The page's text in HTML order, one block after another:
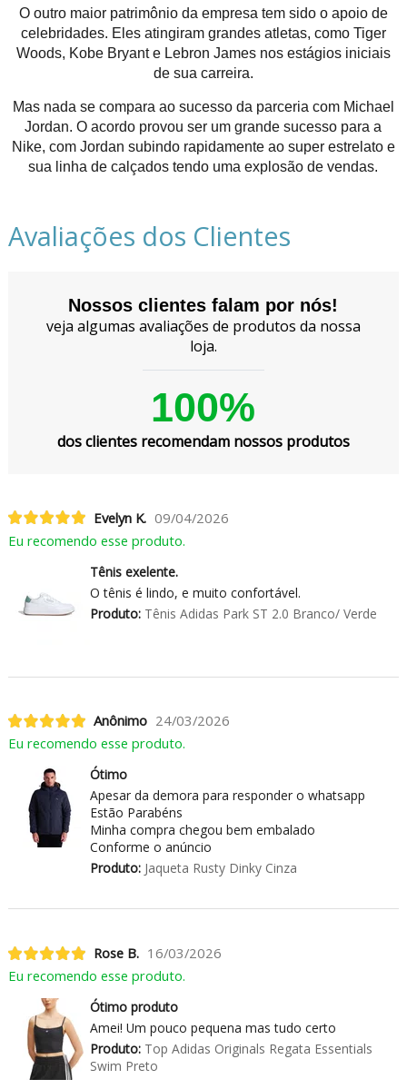
O outro maior patrimônio da empresa tem sido o apoio de
celebridades. Eles atingiram grandes atletas, como Tiger
Woods, Kobe Bryant e Lebron James nos estágios iniciais
de sua carreira.
Mas nada se compara ao sucesso da parceria com Michael
Jordan. O acordo provou ser um grande sucesso para a
Nike, com Jordan subindo rapidamente ao super estrelato e
sua linha de calçados tendo uma explosão de vendas.
Avaliações dos Clientes
Nossos clientes falam por nós!
veja algumas avaliações de produtos da nossa
loja.
100%
dos clientes recomendam nossos produtos
Evelyn K. 09/04/2026
Eu recomendo esse produto.
Tênis exelente.
O tênis é lindo, e muito confortável.
Produto:Tênis Adidas Park ST 2.0 Branco/ Verde
Anônimo 24/03/2026
Eu recomendo esse produto.
Ótimo
Apesar da demora para responder o whatsapp
Estão Parabéns
Minha compra chegou bem embalado
Conforme o anúncio
Produto:Jaqueta Rusty Dinky Cinza
Rose B. 16/03/2026
Eu recomendo esse produto.
Ótimo produto
Amei! Um pouco pequena mas tudo certo
Produto:Top Adidas Originals Regata Essentials
Swim Preto